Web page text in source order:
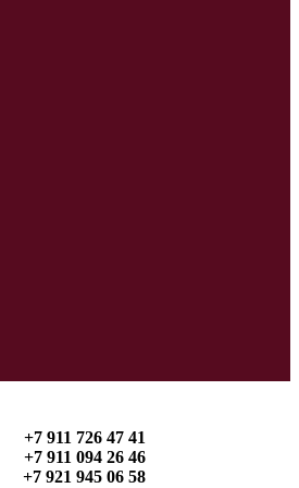
+7 911 726 47 41
+7 911 094 26 46
+7 921 945 06 58